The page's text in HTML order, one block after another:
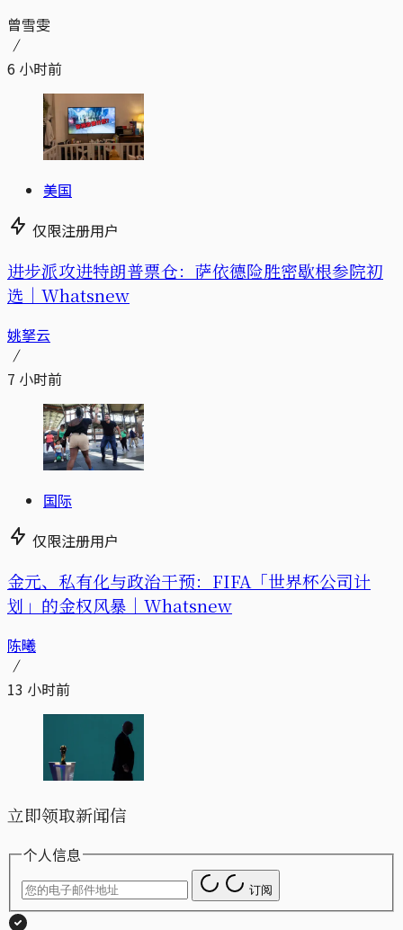
曾雪雯
6 小时前
美国
仅限注册用户
进步派攻进特朗普票仓：萨依德险胜密歇根参院初
选｜Whatsnew
姚拏云
7 小时前
国际
仅限注册用户
金元、私有化与政治干预：FIFA「世界杯公司计
划」的金权风暴｜Whatsnew
陈曦
13 小时前
立即领取新闻信
个人信息
订阅